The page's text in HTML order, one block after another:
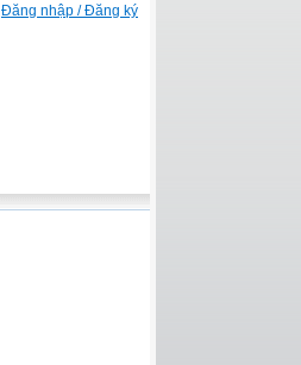
Đăng nhập / Đăng ký